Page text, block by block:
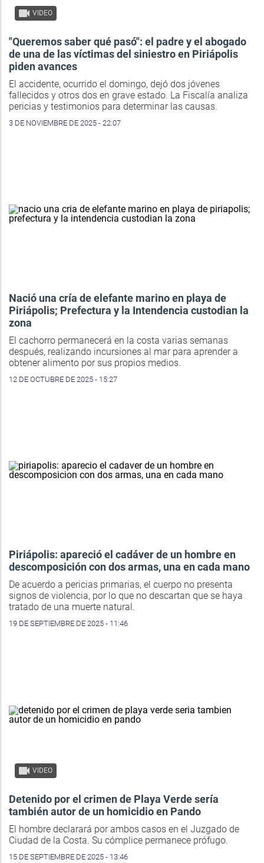
VIDEO
"Queremos saber qué pasó": el padre y el abogado
de una de las víctimas del siniestro en Piriápolis
piden avances
El accidente, ocurrido el domingo, dejó dos jóvenes
fallecidos y otros dos en grave estado. La Fiscalía analiza
pericias y testimonios para determinar las causas.
3 DE NOVIEMBRE DE 2025 - 22:07
Nació una cría de elefante marino en playa de
Piriápolis; Prefectura y la Intendencia custodian la
zona
El cachorro permanecerá en la costa varias semanas
después, realizando incursiones al mar para aprender a
obtener alimento por sus propios medios.
12 DE OCTUBRE DE 2025 - 15:27
Piriápolis: apareció el cadáver de un hombre en
descomposición con dos armas, una en cada mano
De acuerdo a pericias primarias, el cuerpo no presenta
signos de violencia, por lo que no descartan que se haya
tratado de una muerte natural.
19 DE SEPTIEMBRE DE 2025 - 11:46
VIDEO
Detenido por el crimen de Playa Verde sería
también autor de un homicidio en Pando
El hombre declarará por ambos casos en el Juzgado de
Ciudad de la Costa. Su cómplice permanece prófugo.
15 DE SEPTIEMBRE DE 2025 - 13:46